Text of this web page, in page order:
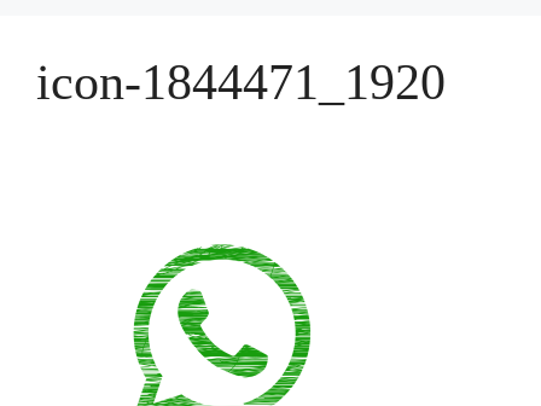
icon-1844471_1920